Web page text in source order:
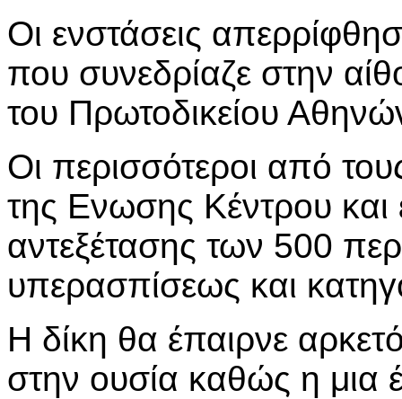
Οι ενστάσεις
που συνεδρίαζε στην
του Πρωτοδικείου
Οι περισσότεροι από
της Ενωσης Κέντρου και
αντεξέτασης των 500
υπερασπίσεως και
Η δίκη θα έπαιρνε
στην ουσία καθώς η μια